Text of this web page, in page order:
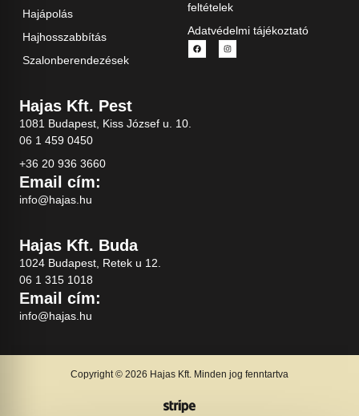
Hajápolás
Hajhosszabbítás
Szalonberendezések
feltételek
Adatvédelmi tájékoztató
Hajas Kft. Pest
1081 Budapest, Kiss József u. 10.
06 1 459 0450
+36 20 936 3660
Email cím:
info@hajas.hu
Hajas Kft. Buda
1024 Budapest, Retek u 12.
06 1 315 1018
Email cím:
info@hajas.hu
Copyright © 2026 Hajas Kft. Minden jog fenntartva